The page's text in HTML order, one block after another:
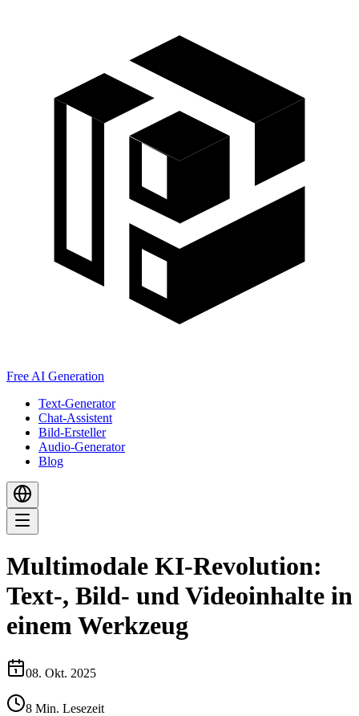
Free AI Generation
Text-Generator
Chat-Assistent
Bild-Ersteller
Audio-Generator
Blog
Multimodale KI-Revolution:
Text-, Bild- und Videoinhalte in
einem Werkzeug
08. Okt. 2025
8 Min. Lesezeit